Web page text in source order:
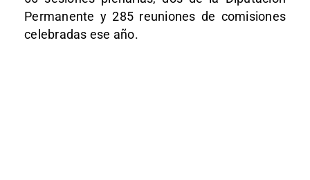
Permanente y 285 reuniones de comisiones
celebradas ese año.